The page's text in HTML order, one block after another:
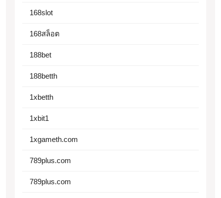
168slot
168สล็อต
188bet
188betth
1xbetth
1xbit1
1xgameth.com
789plus.com
789plus.com